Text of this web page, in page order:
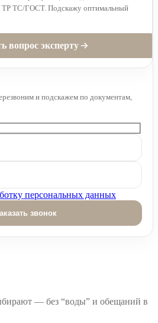
ТР ТС/ГОСТ. Подскажу оптимальный
вопрос эксперту
и подскажем по документам,
персональных данных
— без “воды” и обещаний в